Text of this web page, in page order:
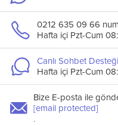
Öztiryakiler Komple
Paslanmaz Et Kıyma
22 lik Soğutmalı
₺132.247,13
₺307.551,16
Sepete Ekle
0212 635 09 66
Hafta içi Pzt-Cum
Canlı Sohbet
Hafta içi Pzt-Cum
Bize E-posta ile
[email protected]
.